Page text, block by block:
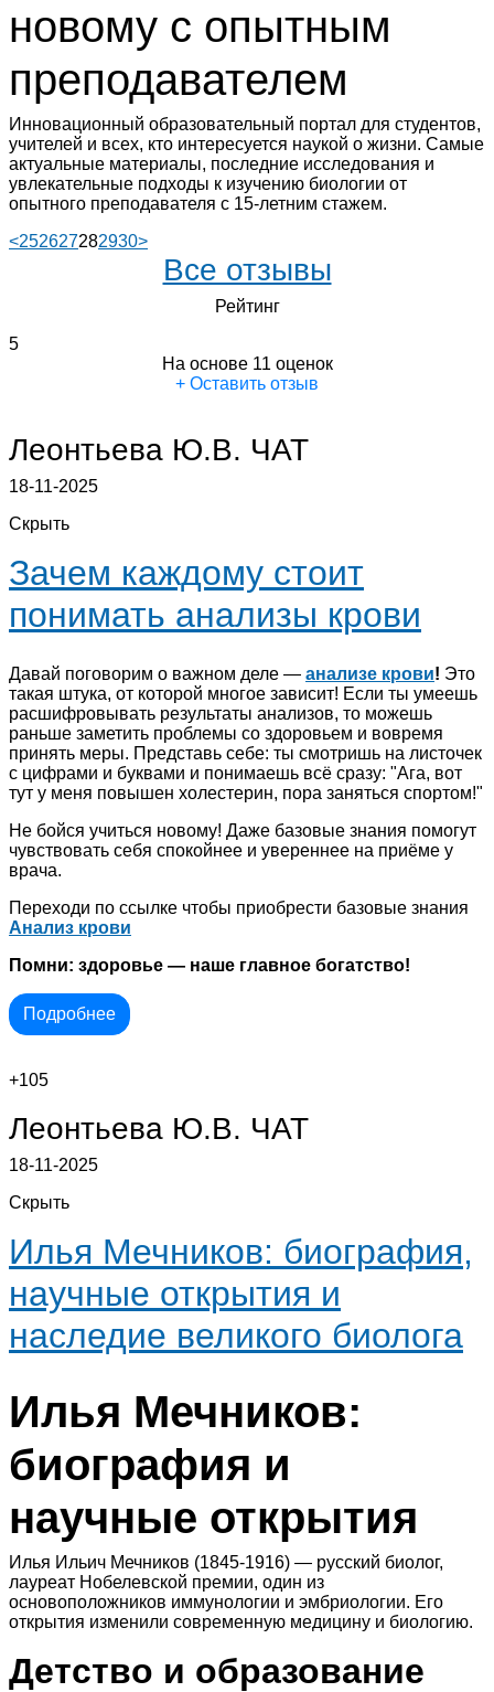
новому с опытным
преподавателем
Инновационный образовательный портал для студентов,
учителей и всех, кто интересуется наукой о жизни. Самые
актуальные материалы, последние исследования и
увлекательные подходы к изучению биологии от
опытного преподавателя с 15-летним стажем.
<252627282930>
Все отзывы
Рейтинг
5
На основе 11 оценок
+ Оставить отзыв
Леонтьева Ю.В. ЧАТ
18-11-2025
Скрыть
Зачем каждому стоит
понимать анализы крови
Давай поговорим о важном деле — анализе крови! Это
такая штука, от которой многое зависит! Если ты умеешь
расшифровывать результаты анализов, то можешь
раньше заметить проблемы со здоровьем и вовремя
принять меры. Представь себе: ты смотришь на листочек
с цифрами и буквами и понимаешь всё сразу: "Ага, вот
тут у меня повышен холестерин, пора заняться спортом!"
Не бойся учиться новому! Даже базовые знания помогут
чувствовать себя спокойнее и увереннее на приёме у
врача.
Переходи по ссылке чтобы приобрести базовые знания
Анализ крови
Помни: здоровье — наше главное богатство!
Подробнее
+105
Леонтьева Ю.В. ЧАТ
18-11-2025
Скрыть
Илья Мечников: биография,
научные открытия и
наследие великого биолога
Илья Мечников:
биография и
научные открытия
Илья Ильич Мечников (1845-1916) — русский биолог,
лауреат Нобелевской премии, один из
основоположников иммунологии и эмбриологии. Его
открытия изменили современную медицину и биологию.
Детство и образование